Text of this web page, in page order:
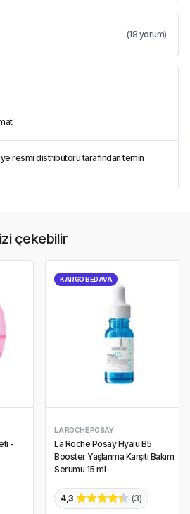
(18 yorum)
resmi distribütörü tarafından temin
çekebilir
-
KARGO BEDAVA
LA ROCHE POSAY
La Roche Posay Hyalu B5
Booster Yaşlanma Karşıtı Bakım
Serumu 15 ml
4,3 (3)